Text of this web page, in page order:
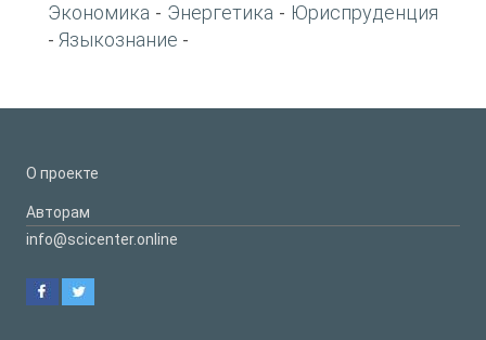
Экономика - Энергетика - Юриспруденция
- Языкознание -
О проекте
Авторам
info@scicenter.online